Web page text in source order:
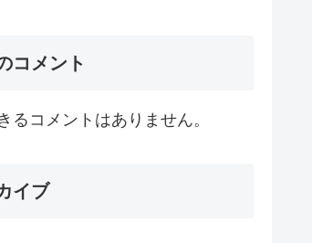
コメント
るコメントはありません。
イブ